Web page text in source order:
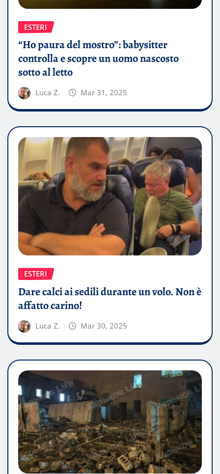
ESTERI
“Ho paura del mostro”: babysitter
controlla e scopre un uomo nascosto
sotto al letto
Luca Z. Mar 31, 2025
ESTERI
Dare calci ai sedili durante un volo. Non è
affatto carino!
Luca Z. Mar 30, 2025